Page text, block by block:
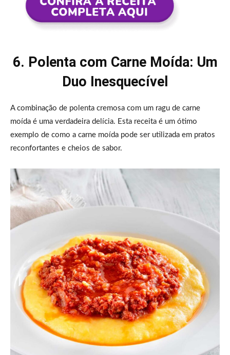
6. Polenta com Carne Moída: Um
Duo Inesquecível
A combinação de polenta cremosa com um ragu de carne
moída é uma verdadeira delícia. Esta receita é um ótimo
exemplo de como a carne moída pode ser utilizada em pratos
reconfortantes e cheios de sabor.